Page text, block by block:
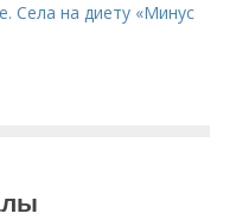
Села на диету «Минус